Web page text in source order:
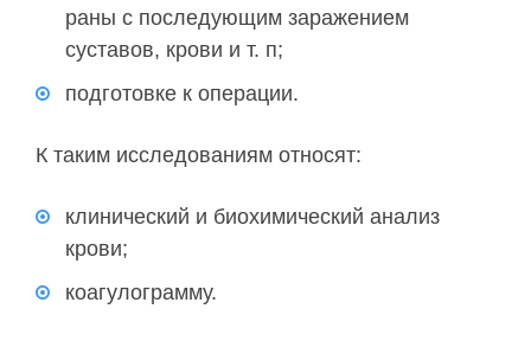
раны с последующим заражением
суставов, крови и т. п;
подготовке к операции.
К таким исследованиям относят:
клинический и биохимический анализ
крови;
коагулограмму.